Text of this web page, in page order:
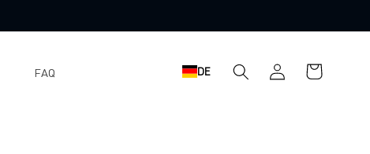
FAQ DE EinloggenWarenkorb